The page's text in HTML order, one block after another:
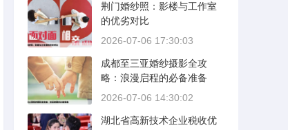
荆门婚纱照：影楼与工作室
的优劣对比
2026-07-06 17:30:03
成都至三亚婚纱摄影全攻
略：浪漫启程的必备准备
2026-07-06 14:30:02
湖北省高新技术企业税收优